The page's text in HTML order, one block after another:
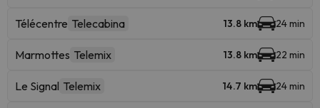
Télécentre Telecabina 13.8 km 24 min
Marmottes Telemix 13.8 km 22 min
Le Signal Telemix 14.7 km 24 min